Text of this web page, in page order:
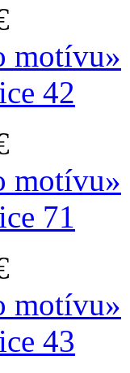
motívu»
42
motívu»
71
motívu»
43